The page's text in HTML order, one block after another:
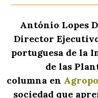
António Lopes
Director
portuguesa de la
de las
columna en
sociedad que